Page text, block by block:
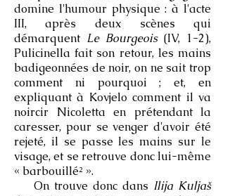
domine l'humour physique : à l'acte
III, après deux scènes qui
démarquent Le Bourgeois(IV, 1-2),
Pulicinella fait son retour, les mains
badigeonnées de noir, on ne sait trop
comment ni pourquoi ; et, en
expliquant à Kovjelo comment il va
noircir Nicoletta en prétendant la
caresser, pour se venger d'avoir été
rejeté, il se passe les mains sur le
visage, et se retrouve donc lui-même
« barbouillé² ».
On trouve donc dans Ilija Kuljaš